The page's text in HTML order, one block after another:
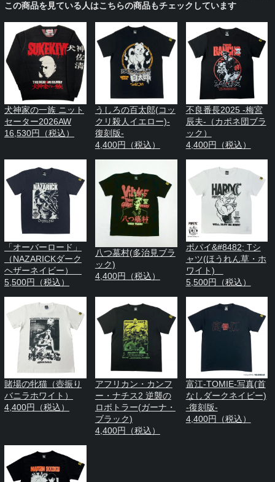
この商品を見ている人はこちらの商品もチェックしています
犬神家の一族 ニット
セーター2026AW
16,530円（税込）
うしろの百太郎(コッ
クリ殺人イエロー)-
復刻版-
4,400円（税込）
不良番長2025 -梅宮
辰夫-（カポネ団ブラ
ック）
4,400円（税込）
「オーバーロード」
（NAZARICKダーク
ヘザーネイビー）
5,500円（税込）
八つ墓村(多治見ブラ
ック)
4,400円（税込）
ポパイ&#8482; Tシ
ャツ(ほうれん草・ホ
ワイト)
5,500円（税込）
賭場の牝猫（壺振り
バニラホワイト）
4,400円（税込）
アフリカン・カンフ
ー・ナチス2 逆襲の
ロボトラー(ガーナ・
ブラック)
4,400円（税込）
富江-TOMIE-写真(首
なしダークネイビー)
-復刻版-
4,400円（税込）